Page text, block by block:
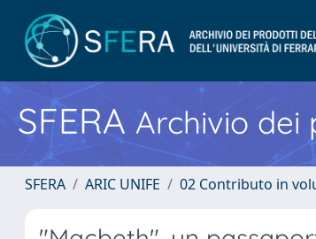
SFERA Archivio dei
SFERA ARIC UNIFE 02 Contributo in